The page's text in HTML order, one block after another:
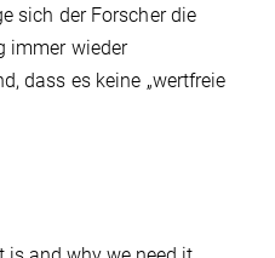
sich der Forscher die
immer wieder
dass es keine „wertfreie